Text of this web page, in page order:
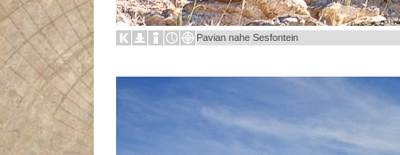
Pavian nahe Sesfontein